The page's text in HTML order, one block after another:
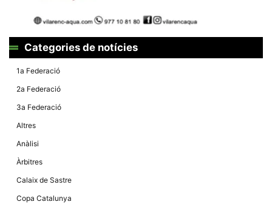
Categories de notícies
1a Federació
2a Federació
3a Federació
Altres
Anàlisi
Àrbitres
Calaix de Sastre
Copa Catalunya
emmagatzemen
dades en el seu
dispositiu que